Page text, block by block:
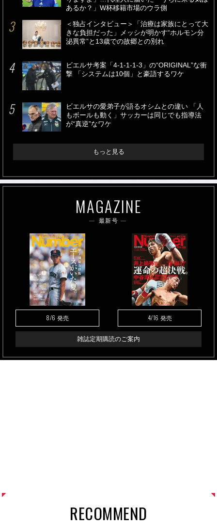
あるか？」W杯移籍市場のウラ側
＜独占インタビュー＞「治療は家族にとって大
きな負担だった」メッシが明かす“ホルモン分
泌異常”と13歳での故郷との別れ
ビエルサ考案「4-1-1-1-3」の“ORIGINAL”な衝
撃 「システムは10個」と豪語するワケ
ビエルサの愛弟子が語るオシムとの違い 「人
もボールも動く」サッカーは同じでも指導法
が“真逆”なワケ
もっと見る
MAGAZINE
最新号
8/6 発売 4/16 発売
雑誌定期購読のご案内
RECOMMEND